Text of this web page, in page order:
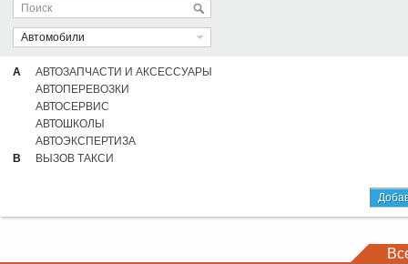
Автомобили
А
АВТОЗАПЧАСТИ И АКСЕССУАРЫ
АВТОПЕРЕВОЗКИ
АВТОСЕРВИС
АВТОШКОЛЫ
АВТОЭКСПЕРТИЗА
В
ВЫЗОВ ТАКСИ